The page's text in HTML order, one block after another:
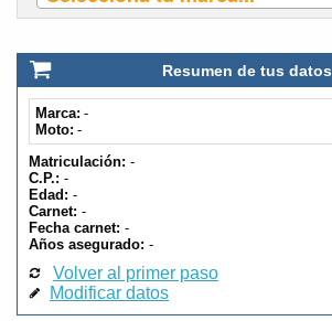
Resumen de tus datos
Marca: -
Moto: -
Matriculación: -
C.P.: -
Edad: -
Carnet: -
Fecha carnet: -
Años asegurado: -
Volver al primer paso
Modificar datos